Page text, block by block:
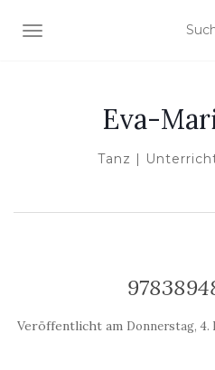
NAVIGATION UMSCHALTEN
Eva-
Tanz |
Veröffentlicht am Donnerstag, 4.